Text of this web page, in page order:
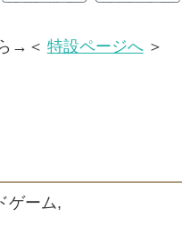
→＜ 特設ページへ ＞
ゲーム,